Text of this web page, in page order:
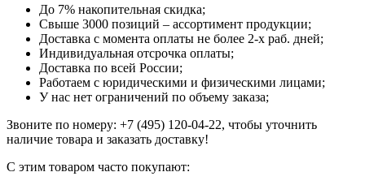
До 7% накопительная скидка;
Свыше 3000 позиций – ассортимент продукции;
Доставка с момента оплаты не более 2-х раб. дней;
Индивидуальная отсрочка оплаты;
Доставка по всей России;
Работаем с юридическими и физическими лицами;
У нас нет ограничений по объему заказа;
Звоните по номеру: +7 (495) 120-04-22, чтобы уточнить
наличие товара и заказать доставку!
С этим товаром часто покупают: